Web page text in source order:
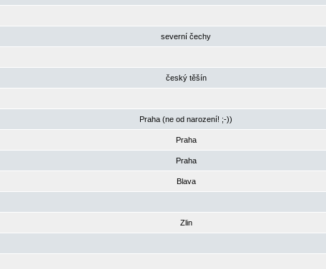
severní čechy
český těšín
Praha (ne od narození! ;-))
Praha
Praha
Blava
Zlin